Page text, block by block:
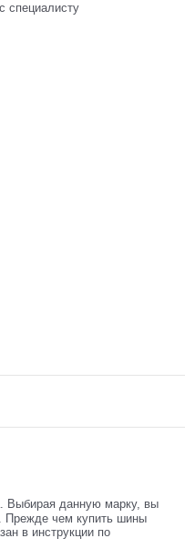
специалисту
Выбирая данную марку, вы
Прежде чем купить шины
в инструкции по